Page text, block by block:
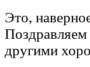
Это,
другими